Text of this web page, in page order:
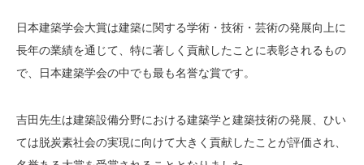
日本建築学会大賞は建築に関する学術・技術・芸術の発展向上に
長年の業績を通じて、特に著しく貢献したことに表彰されるもの
で、日本建築学会の中でも最も名誉な賞です。
吉田先生は建築設備分野における建築学と建築技術の発展、ひい
ては脱炭素社会の実現に向けて大きく貢献したことが評価され、